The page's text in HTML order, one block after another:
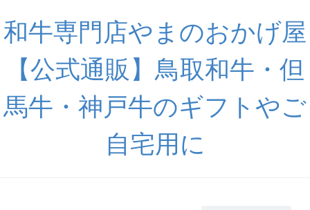
和牛専門店やまのおかげ屋
【公式通販】鳥取和牛・但
馬牛・神戸牛のギフトやご
自宅用に